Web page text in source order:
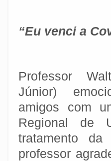
“Eu venci a
Professor
Júnior)
amigos com
Regional de
tratamento da
professor